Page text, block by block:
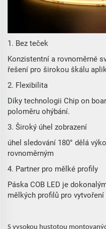
1. Bez teček
Konzistentní a rovnoměrné
řešení pro širokou škálu
2. Flexibilita
Díky technologii Chip on
poloměru ohýbání.
3. Široký úhel zobrazení
úhel sledování 180° dělá
rovnoměrným
4. Partner pro mělké profily
Páska COB LED je
mělkých profilů pro
S vysokou hustotou